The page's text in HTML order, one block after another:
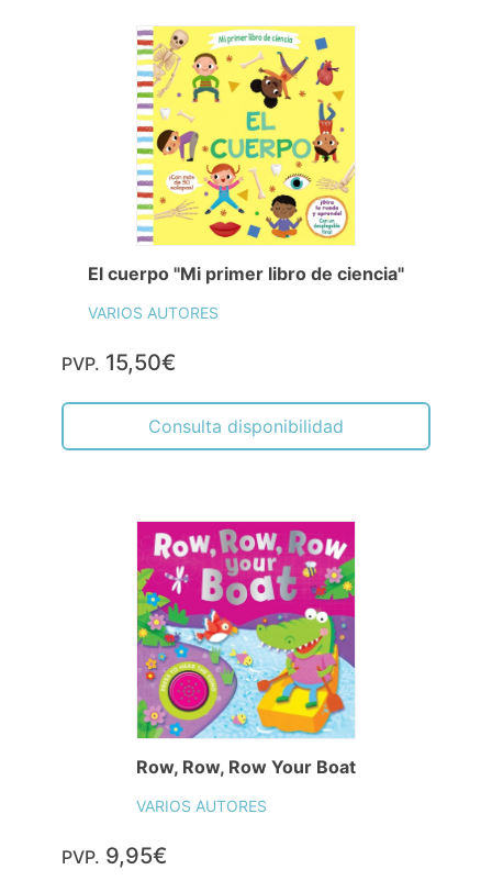
El cuerpo "Mi primer libro de ciencia"
VARIOS AUTORES
PVP. 15,50€
Consulta disponibilidad
Row, Row, Row Your Boat
VARIOS AUTORES
PVP. 9,95€